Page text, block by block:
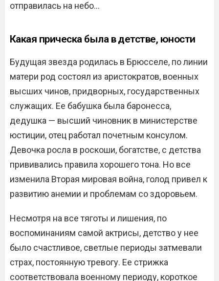
отправилась на небо…
Какая прическа была в детстве, юности
Будущая звезда родилась в Брюсселе, по линии
матери род состоял из аристократов, военных
высших чинов, придворных, государственных
служащих. Ее бабушка была баронесса,
дедушка — высший чиновник в министерстве
юстиции, отец работал почетным консулом.
Девочка росла в роскоши, богатстве, с детства
прививались правила хорошего тона. Но все
изменила Вторая мировая война, голод привел к
развитию анемии и проблемам со здоровьем.
Несмотря на все тяготы и лишения, по
воспоминаниям самой актрисы, детство у нее
было счастливое, светлые периоды затмевали
страх, постоянную тревогу. Ее стрижка
соответствовала военному периоду, короткое